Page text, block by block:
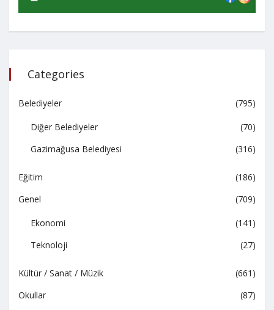
Categories
Belediyeler (795)
Diğer Belediyeler
(70)
Gazimağusa Belediyesi
(316)
Eğitim
(186)
Genel
(709)
Ekonomi
(141)
Teknoloji
(27)
Kültür / Sanat / Müzik
(661)
Okullar
(87)